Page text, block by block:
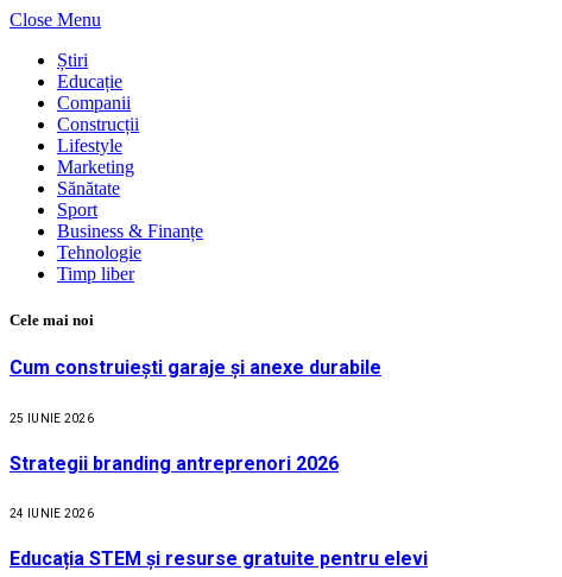
Close Menu
Știri
Educație
Companii
Construcții
Lifestyle
Marketing
Sănătate
Sport
Business & Finanțe
Tehnologie
Timp liber
Cele mai noi
Cum construiești garaje și anexe durabile
25 IUNIE 2026
Strategii branding antreprenori 2026
24 IUNIE 2026
Educația STEM și resurse gratuite pentru elevi